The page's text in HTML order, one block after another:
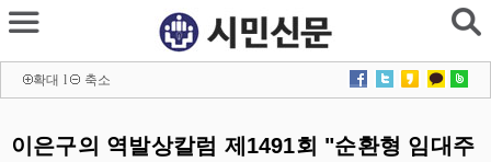
확대 l 축소
이은구의 역발상칼럼 제1491회 "순환형 임대주